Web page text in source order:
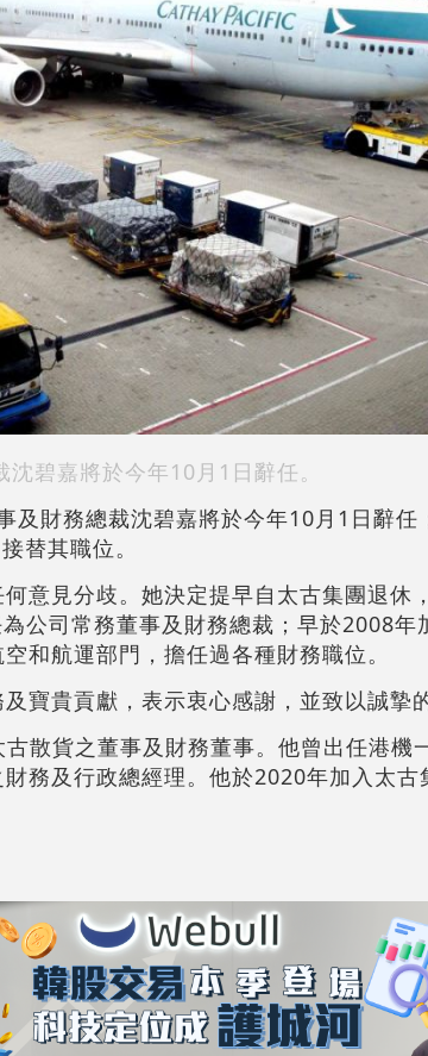
沈碧嘉將於今年10月1日辭任。
及財務總裁沈碧嘉將於今年10月1日辭任
替其職位。
意見分歧。她決定提早自太古集團退休
公司常務董事及財務總裁；早於2008年
和航運部門，擔任過各種財務職位。
寶貴貢獻，表示衷心感謝，並致以誠摯
散貨之董事及財務董事。他曾出任港機
務及行政總經理。他於2020年加入太古